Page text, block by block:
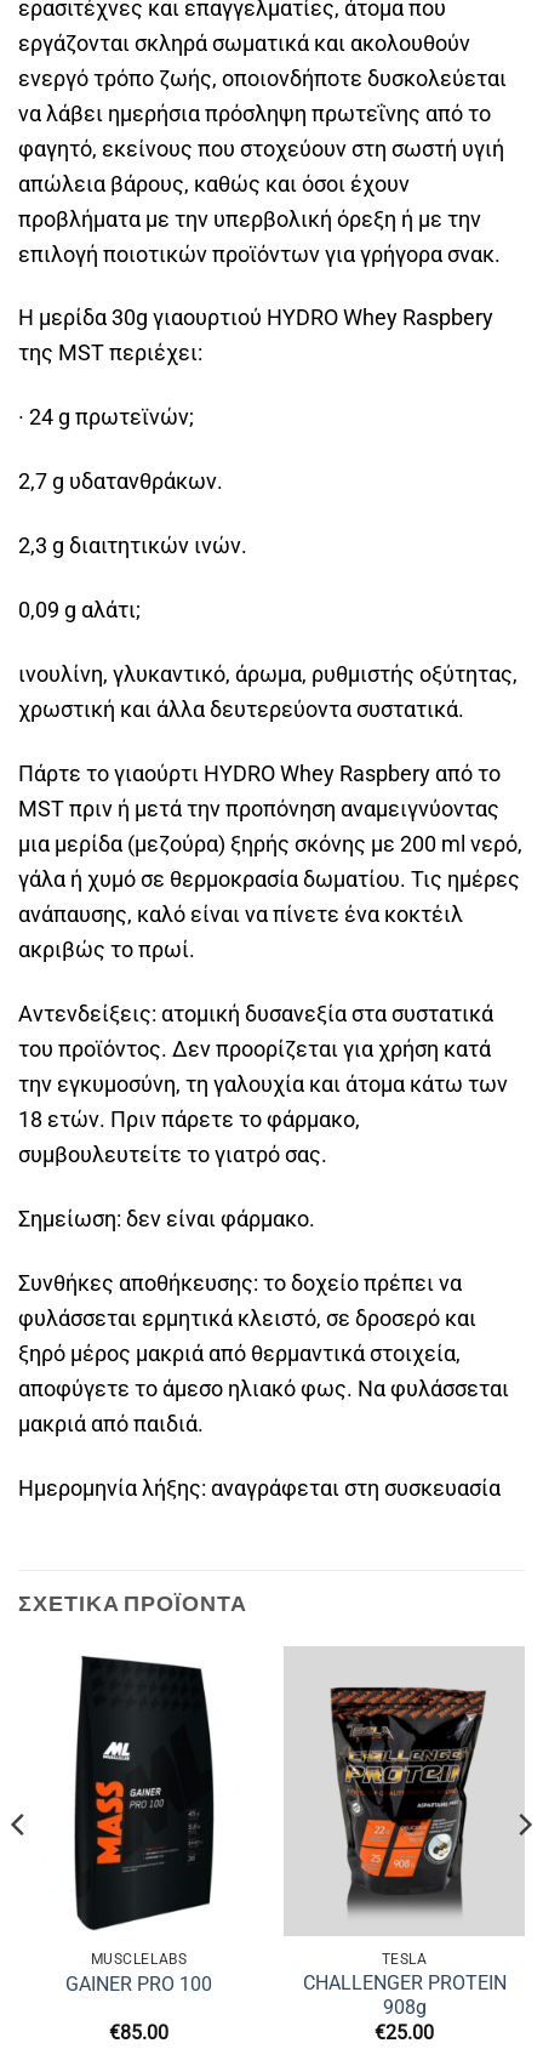
ερασιτέχνες και επαγγελματίες, άτομα που
εργάζονται σκληρά σωματικά και ακολουθούν
ενεργό τρόπο ζωής, οποιονδήποτε δυσκολεύεται
να λάβει ημερήσια πρόσληψη πρωτεΐνης από το
φαγητό, εκείνους που στοχεύουν στη σωστή υγιή
απώλεια βάρους, καθώς και όσοι έχουν
προβλήματα με την υπερβολική όρεξη ή με την
επιλογή ποιοτικών προϊόντων για γρήγορα σνακ.
Η μερίδα 30g γιαουρτιού HYDRO Whey Raspbery
της MST περιέχει:
· 24 g πρωτεϊνών;
2,7 g υδατανθράκων.
2,3 g διαιτητικών ινών.
0,09 g αλάτι;
ινουλίνη, γλυκαντικό, άρωμα, ρυθμιστής οξύτητας,
χρωστική και άλλα δευτερεύοντα συστατικά.
Πάρτε το γιαούρτι HYDRO Whey Raspbery από το
MST πριν ή μετά την προπόνηση αναμειγνύοντας
μια μερίδα (μεζούρα) ξηρής σκόνης με 200 ml νερό,
γάλα ή χυμό σε θερμοκρασία δωματίου. Τις ημέρες
ανάπαυσης, καλό είναι να πίνετε ένα κοκτέιλ
ακριβώς το πρωί.
Αντενδείξεις: ατομική δυσανεξία στα συστατικά
του προϊόντος. Δεν προορίζεται για χρήση κατά
την εγκυμοσύνη, τη γαλουχία και άτομα κάτω των
18 ετών. Πριν πάρετε το φάρμακο,
συμβουλευτείτε το γιατρό σας.
Σημείωση: δεν είναι φάρμακο.
Συνθήκες αποθήκευσης: το δοχείο πρέπει να
φυλάσσεται ερμητικά κλειστό, σε δροσερό και
ξηρό μέρος μακριά από θερμαντικά στοιχεία,
αποφύγετε το άμεσο ηλιακό φως. Να φυλάσσεται
μακριά από παιδιά.
Ημερομηνία λήξης: αναγράφεται στη συσκευασία
ΣΧΕΤΙΚΆ ΠΡΟΪΌΝΤΑ
MUSCLELABS
GAINER PRO 100
€85.00
TESLA
CHALLENGER PROTEIN
908g
€25.00